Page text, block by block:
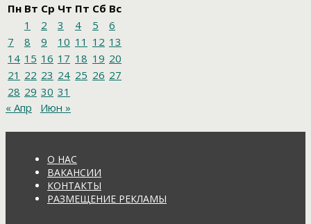
Пн Вт Ср Чт Пт Сб Вс
1
2 3 4 5
6
7
8 9 10 11 12 13
14 15 16 17 18 19 20
21 22 23 24 25 26 27
28 29 30 31
« Апр
Июн »
О НАС
ВАКАНСИИ
КОНТАКТЫ
РАЗМЕЩЕНИЕ РЕКЛАМЫ